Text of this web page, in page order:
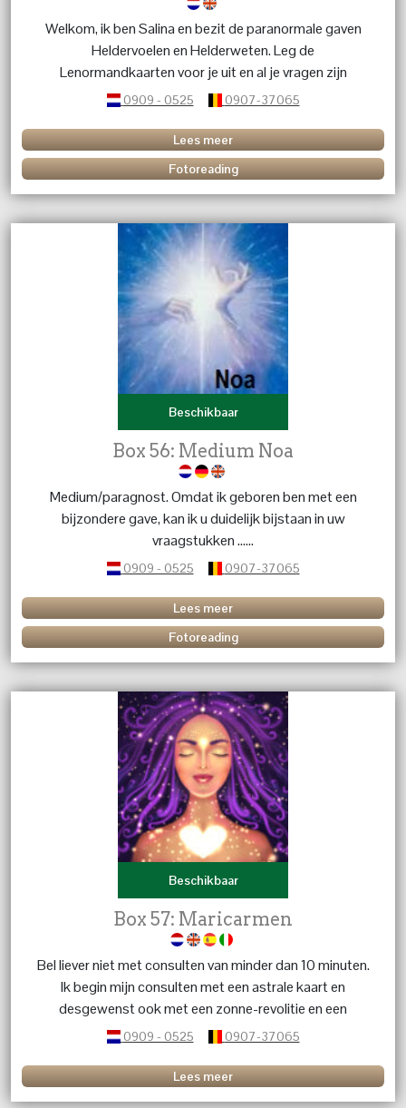
Welkom, ik ben Salina en bezit de paranormale gaven
Heldervoelen en Helderweten. Leg de
Lenormandkaarten voor je uit en al je vragen zijn
welkom.
0909 - 0525 0907-37065
Lees meer
Fotoreading
Beschikbaar
Box 56: Medium Noa
Medium/paragnost. Omdat ik geboren ben met een
bijzondere gave, kan ik u duidelijk bijstaan in uw
vraagstukken ......
0909 - 0525 0907-37065
Lees meer
Fotoreading
Beschikbaar
Box 57: Maricarmen
Bel liever niet met consulten van minder dan 10 minuten.
Ik begin mijn consulten met een astrale kaart en
desgewenst ook met een zonne-revolitie en een
synastrie. Bij relatie vragen (ook familie en vrienden)
toegang tot de akasha om meer helderheid over een
0909 - 0525 0907-37065
Lees meer